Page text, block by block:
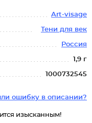
Art-visage
Тени для век
Россия
1,9 г
1000732545
ошибку в описании?
изысканным!